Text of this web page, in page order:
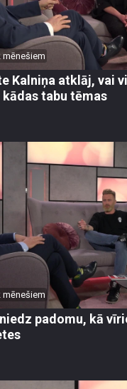
mēnešiem
Kalniņa atklāj, vai
tabu tēmas
mēnešiem
padomu, kā